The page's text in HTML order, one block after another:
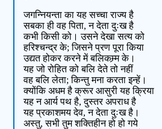
जगन्नियन्ता का यह सच्चा राज्य है
सबका ही वह पिता, न देता दुःख है
कभी किसी को। उसने देखा सत्य को
हरिश्चन्द्र के; जिसने प्रण पूरा किया
उद्यत होकर करने में बलिकम्र्म के।
यह जो रोहित को बलि देते तो नहीं
वह बलि लेता; किन्तु मना करता इन्हें।
क्योंकि अधम है क्रूर आसुरी यह क्रिया
यह न आर्य पथ है, दुस्तर अपराध है
यह प्रकाशमय देव, न देता दुःख है।
अस्तु, सभी तुम शक्तिहीन हो हो गये